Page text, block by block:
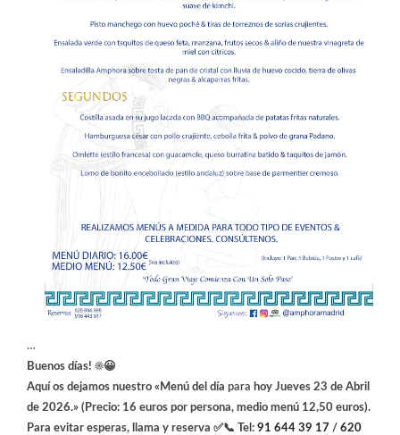
…
Buenos días! ☀️😀
Aquí os dejamos nuestro «Menú del día para hoy Jueves 23 de Abril
de 2026.» (Precio: 16 euros por persona, medio menú 12,50 euros).
Para evitar esperas, llama y reserva ✅📞 Tel: 91 644 39 17 / 620